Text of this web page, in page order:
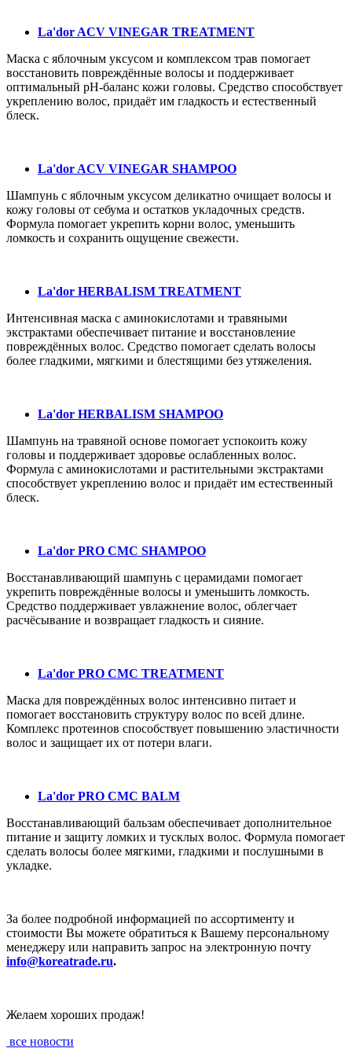
La'dor ACV VINEGAR TREATMENT
Маска с яблочным уксусом и комплексом трав помогает
восстановить повреждённые волосы и поддерживает
оптимальный pH-баланс кожи головы. Средство способствует
укреплению волос, придаёт им гладкость и естественный
блеск.
La'dor ACV VINEGAR SHAMPOO
Шампунь с яблочным уксусом деликатно очищает волосы и
кожу головы от себума и остатков укладочных средств.
Формула помогает укрепить корни волос, уменьшить
ломкость и сохранить ощущение свежести.
La'dor HERBALISM TREATMENT
Интенсивная маска с аминокислотами и травяными
экстрактами обеспечивает питание и восстановление
повреждённых волос. Средство помогает сделать волосы
более гладкими, мягкими и блестящими без утяжеления.
La'dor HERBALISM SHAMPOO
Шампунь на травяной основе помогает успокоить кожу
головы и поддерживает здоровье ослабленных волос.
Формула с аминокислотами и растительными экстрактами
способствует укреплению волос и придаёт им естественный
блеск.
La'dor PRO CMC SHAMPOO
Восстанавливающий шампунь с церамидами помогает
укрепить повреждённые волосы и уменьшить ломкость.
Средство поддерживает увлажнение волос, облегчает
расчёсывание и возвращает гладкость и сияние.
La'dor PRO CMC TREATMENT
Маска для повреждённых волос интенсивно питает и
помогает восстановить структуру волос по всей длине.
Комплекс протеинов способствует повышению эластичности
волос и защищает их от потери влаги.
La'dor PRO CMC BALM
Восстанавливающий бальзам обеспечивает дополнительное
питание и защиту ломких и тусклых волос. Формула помогает
сделать волосы более мягкими, гладкими и послушными в
укладке.
За более подробной информацией по ассортименту и
стоимости Вы можете обратиться к Вашему персональному
менеджеру или направить запрос на электронную почту
info@koreatrade.ru.
Желаем хороших продаж!
все новости